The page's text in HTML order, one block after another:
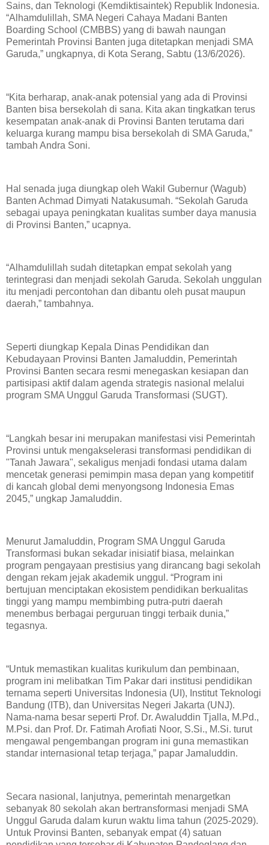
Sains, dan Teknologi (Kemdiktisaintek) Republik Indonesia.
“Alhamdulillah, SMA Negeri Cahaya Madani Banten
Boarding School (CMBBS) yang di bawah naungan
Pemerintah Provinsi Banten juga ditetapkan menjadi SMA
Garuda,” ungkapnya, di Kota Serang, Sabtu (13/6/2026).
“Kita berharap, anak-anak potensial yang ada di Provinsi
Banten bisa bersekolah di sana. Kita akan tingkatkan terus
kesempatan anak-anak di Provinsi Banten terutama dari
keluarga kurang mampu bisa bersekolah di SMA Garuda,”
tambah Andra Soni.
Hal senada juga diungkap oleh Wakil Gubernur (Wagub)
Banten Achmad Dimyati Natakusumah. “Sekolah Garuda
sebagai upaya peningkatan kualitas sumber daya manusia
di Provinsi Banten,” ucapnya.
“Alhamdulillah sudah ditetapkan empat sekolah yang
terintegrasi dan menjadi sekolah Garuda. Sekolah unggulan
itu menjadi percontohan dan dibantu oleh pusat maupun
daerah,” tambahnya.
Seperti diungkap Kepala Dinas Pendidikan dan
Kebudayaan Provinsi Banten Jamaluddin, Pemerintah
Provinsi Banten secara resmi menegaskan kesiapan dan
partisipasi aktif dalam agenda strategis nasional melalui
program SMA Unggul Garuda Transformasi (SUGT).
“Langkah besar ini merupakan manifestasi visi Pemerintah
Provinsi untuk mengakselerasi transformasi pendidikan di
"Tanah Jawara", sekaligus menjadi fondasi utama dalam
mencetak generasi pemimpin masa depan yang kompetitif
di kancah global demi menyongsong Indonesia Emas
2045,” ungkap Jamaluddin.
Menurut Jamaluddin, Program SMA Unggul Garuda
Transformasi bukan sekadar inisiatif biasa, melainkan
program pengayaan prestisius yang dirancang bagi sekolah
dengan rekam jejak akademik unggul. “Program ini
bertujuan menciptakan ekosistem pendidikan berkualitas
tinggi yang mampu membimbing putra-putri daerah
menembus berbagai perguruan tinggi terbaik dunia,”
tegasnya.
“Untuk memastikan kualitas kurikulum dan pembinaan,
program ini melibatkan Tim Pakar dari institusi pendidikan
ternama seperti Universitas Indonesia (UI), Institut Teknologi
Bandung (ITB), dan Universitas Negeri Jakarta (UNJ).
Nama-nama besar seperti Prof. Dr. Awaluddin Tjalla, M.Pd.,
M.Psi. dan Prof. Dr. Fatimah Arofiati Noor, S.Si., M.Si. turut
mengawal pengembangan program ini guna memastikan
standar internasional tetap terjaga,” papar Jamaluddin.
Secara nasional, lanjutnya, pemerintah menargetkan
sebanyak 80 sekolah akan bertransformasi menjadi SMA
Unggul Garuda dalam kurun waktu lima tahun (2025-2029).
Untuk Provinsi Banten, sebanyak empat (4) satuan